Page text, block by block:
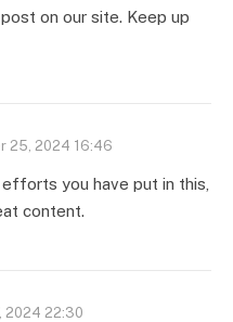
on our site. Keep up
25, 2024 16:46
you have put in this,
content.
2024 22:30